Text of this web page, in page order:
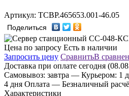
Артикул: ТСВР.465653.001-46.05
Поделиться
Цена по запросу Есть в наличии
Запросить цену СравнитьВ
Доставка при оплате сегодня
Самовывоз: завтра — Курьером: 1
4 дня Оплата — Безналичный
Характеристики